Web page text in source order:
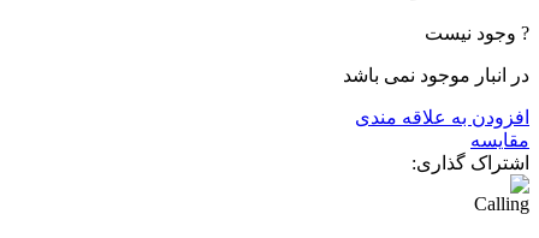
? وجود نیست
در انبار موجود نمی باشد
افزودن به علاقه مندی
مقایسه
اشتراک گذاری: